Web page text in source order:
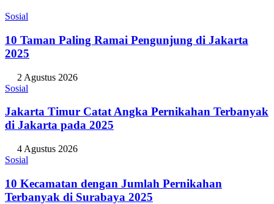
Sosial
10 Taman Paling Ramai Pengunjung di Jakarta
2025
2 Agustus 2026
Sosial
Jakarta Timur Catat Angka Pernikahan Terbanyak
di Jakarta pada 2025
4 Agustus 2026
Sosial
10 Kecamatan dengan Jumlah Pernikahan
Terbanyak di Surabaya 2025